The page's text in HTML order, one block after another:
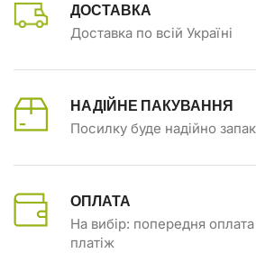
ДОСТАВКА
Доставка по всій Україні
НАДІЙНЕ ПАКУВАННЯ
Посилку буде надійно
ОПЛАТА
На вибір: попередня
платіж